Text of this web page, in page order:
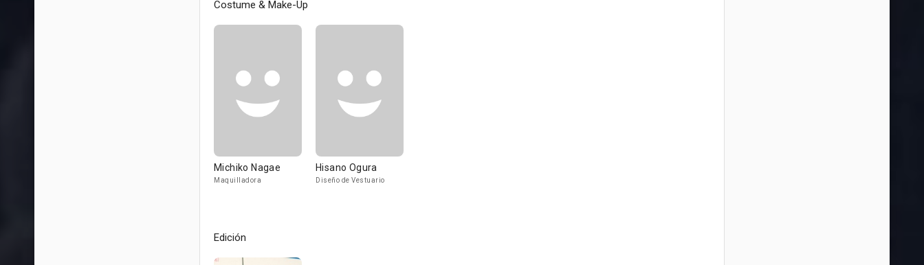
Costume & Make-Up
Michiko Nagae
Maquilladora
Hisano Ogura
Diseño de Vestuario
Edición